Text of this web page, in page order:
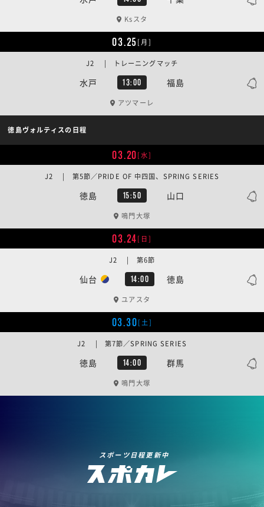
Ksスタ
03.25[月]
水戸 13:00 福島
J2 | トレーニングマッチ
アツマーレ
徳島ヴォルティスの日程
03.20[水]
徳島 15:50 山口
J2 | 第5節／PRIDE OF 中四国、SPRING SERIES
鳴門大塚
03.24[日]
仙台 14:00 徳島
J2 | 第6節
ユアスタ
03.30[土]
徳島 14:00 群馬
J2 | 第7節／SPRING SERIES
鳴門大塚
スポーツ日程更新中